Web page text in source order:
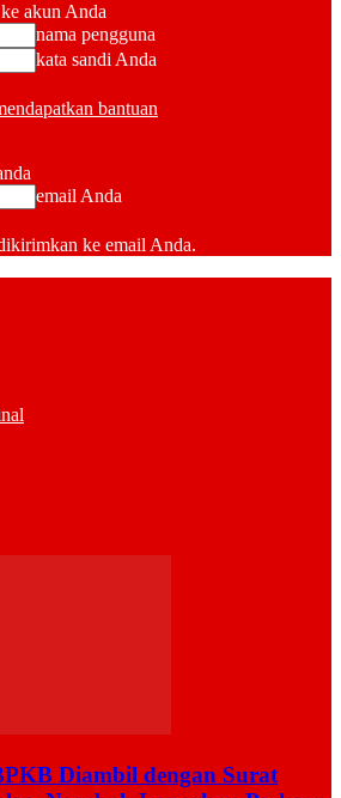
akun Anda
nama pengguna
kata sandi Anda
bantuan
email Anda
ke email Anda.
Diambil dengan Surat